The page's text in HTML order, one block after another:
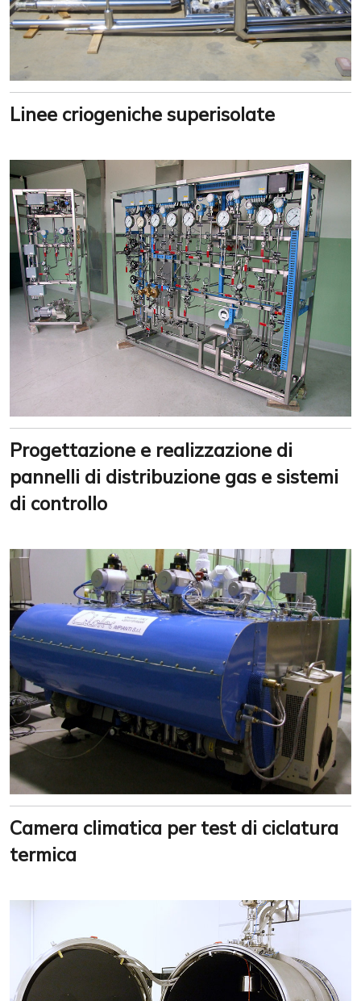
Linee criogeniche superisolate
Progettazione e realizzazione di
pannelli di distribuzione gas e sistemi
di controllo
Camera climatica per test di ciclatura
termica